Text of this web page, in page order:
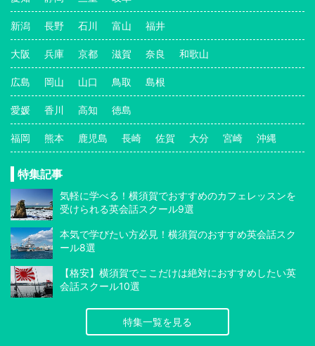
新潟 長野 石川 富山 福井
大阪 兵庫 京都 滋賀 奈良 和歌山
広島 岡山 山口 鳥取 島根
愛媛 香川 高知 徳島
福岡 熊本 鹿児島 長崎 佐賀 大分 宮崎 沖縄
特集記事
気軽に学べる！横須賀でおすすめのカフェレッスンを
受けられる英会話スクール9選
本気で学びたい方必見！横須賀のおすすめ英会話スク
ール8選
【格安】横須賀でここだけは絶対におすすめしたい英
会話スクール10選
特集一覧を見る